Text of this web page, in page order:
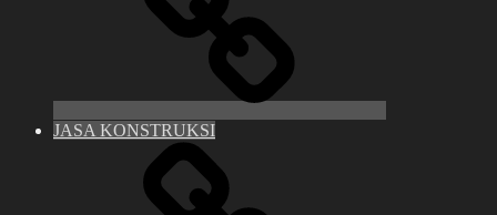
JASA KONSTRUKSI